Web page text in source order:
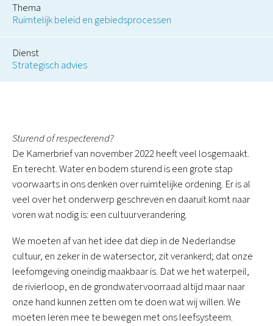
Thema
Ruimtelijk beleid en gebiedsprocessen
Dienst
Strategisch advies
Sturend of respecterend?
De Kamerbrief van november 2022 heeft veel losgemaakt.
En terecht. Water en bodem sturend is een grote stap
voorwaarts in ons denken over ruimtelijke ordening. Er is al
veel over het onderwerp geschreven en daaruit komt naar
voren wat nodig is: een cultuurverandering.
We moeten af van het idee dat diep in de Nederlandse
cultuur, en zeker in de watersector, zit verankerd; dat onze
leefomgeving oneindig maakbaar is. Dat we het waterpeil,
de rivierloop, en de grondwatervoorraad altijd maar naar
onze hand kunnen zetten om te doen wat wij willen. We
moeten leren mee te bewegen met ons leefsysteem.